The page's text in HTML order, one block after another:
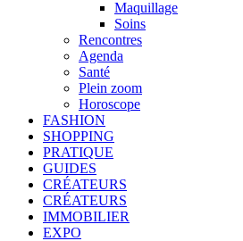
Maquillage
Soins
Rencontres
Agenda
Santé
Plein zoom
Horoscope
FASHION
SHOPPING
PRATIQUE
GUIDES
CRÉATEURS
CRÉATEURS
IMMOBILIER
EXPO